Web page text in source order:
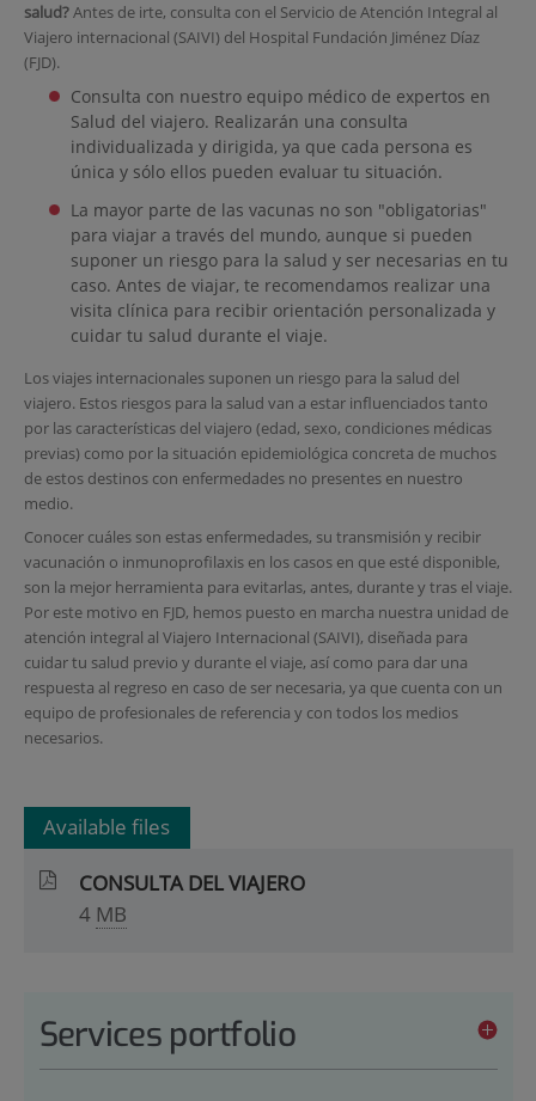
salud?Antes de irte, consulta con el Servicio de Atención Integral al
Viajero internacional (SAIVI) del Hospital Fundación Jiménez Díaz
(FJD).
Consulta con nuestro equipo médico de expertos en
Salud del viajero. Realizarán una consulta
individualizada y dirigida, ya que cada persona es
única y sólo ellos pueden evaluar tu situación.
La mayor parte de las vacunas no son "obligatorias"
para viajar a través del mundo, aunque si pueden
suponer un riesgo para la salud y ser necesarias en tu
caso. Antes de viajar, te recomendamos realizar una
visita clínica para recibir orientación personalizada y
cuidar tu salud durante el viaje.
Los viajes internacionales suponen un riesgo para la salud del
viajero. Estos riesgos para la salud van a estar influenciados tanto
por las características del viajero (edad, sexo, condiciones médicas
previas) como por la situación epidemiológica concreta de muchos
de estos destinos con enfermedades no presentes en nuestro
medio.
Conocer cuáles son estas enfermedades, su transmisión y recibir
vacunación o inmunoprofilaxis en los casos en que esté disponible,
son la mejor herramienta para evitarlas, antes, durante y tras el viaje.
Por este motivo en FJD, hemos puesto en marcha nuestra unidad de
atención integral al Viajero Internacional (SAIVI), diseñada para
cuidar tu salud previo y durante el viaje, así como para dar una
respuesta al regreso en caso de ser necesaria, ya que cuenta con un
equipo de profesionales de referencia y con todos los medios
necesarios.
Available files
CONSULTA DEL VIAJERO
4 MB
Services portfolio